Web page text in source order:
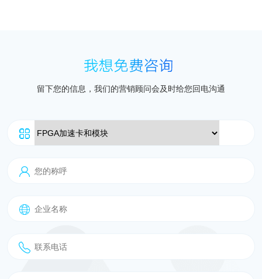
留下您的信息，我们的营销顾问会及时给您回电沟通